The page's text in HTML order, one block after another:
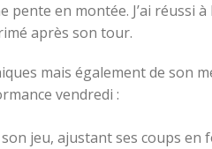
en montée. J’ai réussi
après son tour.
mais également de son
vendredi :
jeu, ajustant ses coups en